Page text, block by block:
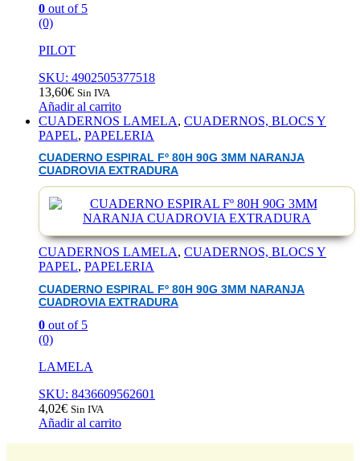
0 out of 5
(0)
PILOT
SKU: 4902505377518
13,60€ Sin IVA
Añadir al carrito
CUADERNOS LAMELA, CUADERNOS, BLOCS Y
PAPEL, PAPELERIA
CUADERNO ESPIRAL Fº 80H 90G 3MM NARANJA
CUADROVIA EXTRADURA
CUADERNOS LAMELA, CUADERNOS, BLOCS Y
PAPEL, PAPELERIA
CUADERNO ESPIRAL Fº 80H 90G 3MM NARANJA
CUADROVIA EXTRADURA
0 out of 5
(0)
LAMELA
SKU: 8436609562601
4,02€ Sin IVA
Añadir al carrito